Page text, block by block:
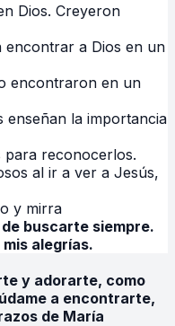
Dios. Creyeron
encontrar a Dios en un
encontraron en un
enseñan la importancia
para reconocerlos.
al ir a ver a Jesús,
y mirra
buscarte siempre.
alegrías.
y adorarte, como
a encontrarte,
de María